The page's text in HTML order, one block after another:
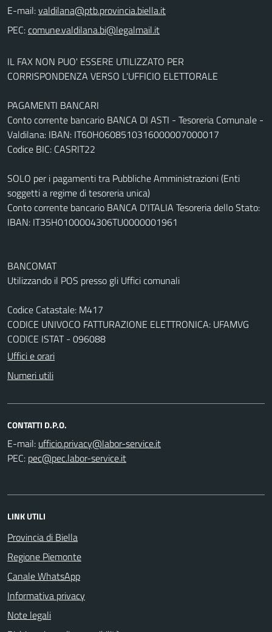
E-mail:
PEC:
IL FAX NON PUO' ESSERE UTILIZZATO PER
CORRISPONDENZA VERSO L'UFFICIO ELETTORALE
PAGAMENTI BANCARI
Conto corrente bancario BANCA DI ASTI - Tesoreria Comunale -
Valdilana: IBAN: IT60H0608510316000007000017
Codice BIC: CASRIT22
SOLO per i pagamenti tra Pubbliche Amministrazioni (Enti
soggetti a regime di tesoreria unica)
Conto corrente bancario BANCA D'ITALIA Tesoreria dello Stato:
IBAN: IT35H0100004306TU0000001961
BANCOMAT
Utilizzando il POS presso gli Uffici comunali
Codice Catastale: M417
CODICE UNIVOCO FATTURAZIONE ELETTRONICA: UFAMVG
CODICE ISTAT - 096088
Uffici e orari
Numeri utili
CONTATTI D.P.O.
E-mail:
PEC:
LINK UTILI
Provincia di Biella
Regione Piemonte
Canale WhatsApp
Informativa privacy
Note legali